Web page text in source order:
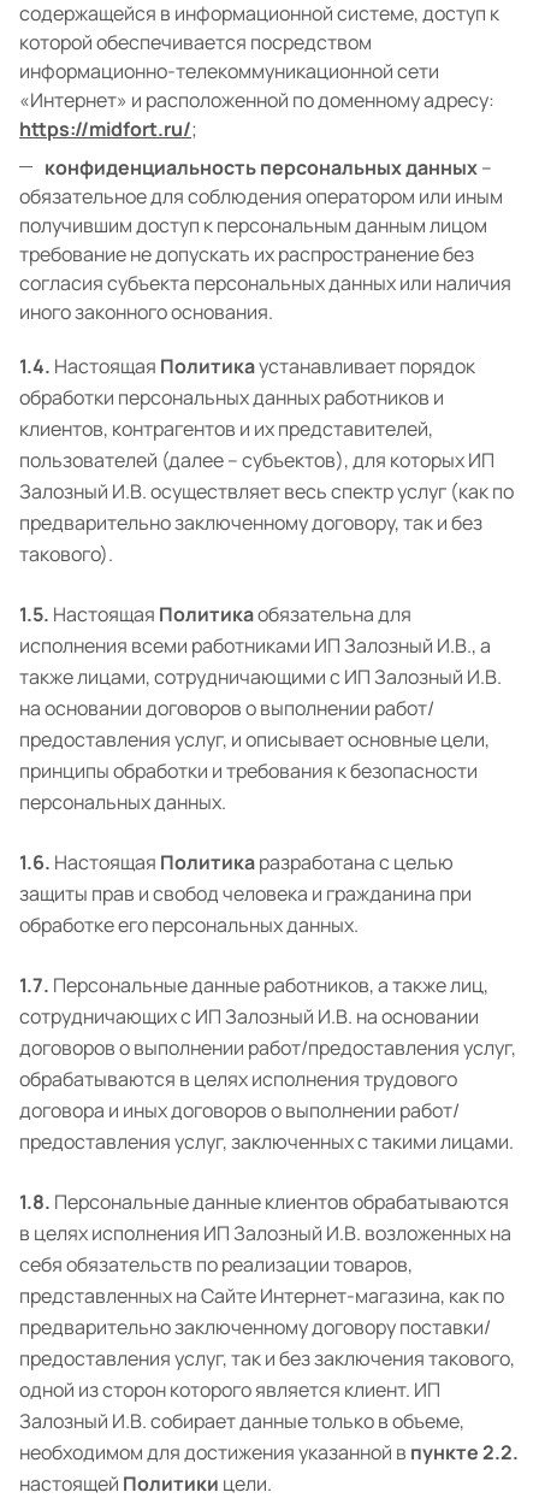
содержащейся в информационной системе, доступ к
которой обеспечивается посредством
информационно-телекоммуникационной сети
«Интернет» и расположенной по доменному адресу:
https://midfort.ru/;
конфиденциальность персональных данных–
обязательное для соблюдения оператором или иным
получившим доступ к персональным данным лицом
требование не допускать их распространение без
согласия субъекта персональных данных или наличия
иного законного основания.
1.4. Настоящая Политикаустанавливает порядок
обработки персональных данных работников и
клиентов, контрагентов и их представителей,
пользователей (далее – субъектов), для которых ИП
Залозный И.В. осуществляет весь спектр услуг (как по
предварительно заключенному договору, так и без
такового).
1.5. Настоящая Политикаобязательна для
исполнения всеми работниками ИП Залозный И.В., а
также лицами, сотрудничающими с ИП Залозный И.В.
на основании договоров о выполнении работ/
предоставления услуг, и описывает основные цели,
принципы обработки и требования к безопасности
персональных данных.
1.6. Настоящая Политикаразработана с целью
защиты прав и свобод человека и гражданина при
обработке его персональных данных.
1.7. Персональные данные работников, а также лиц,
сотрудничающих с ИП Залозный И.В. на основании
договоров о выполнении работ/предоставления услуг,
обрабатываются в целях исполнения трудового
договора и иных договоров о выполнении работ/
предоставления услуг, заключенных с такими лицами.
1.8. Персональные данные клиентов обрабатываются
в целях исполнения ИП Залозный И.В. возложенных на
себя обязательств по реализации товаров,
представленных на Сайте Интернет-магазина, как по
предварительно заключенному договору поставки/
предоставления услуг, так и без заключения такового,
одной из сторон которого является клиент. ИП
Залозный И.В. собирает данные только в объеме,
необходимом для достижения указанной в пункте 2.2.
настоящей Политики цели.